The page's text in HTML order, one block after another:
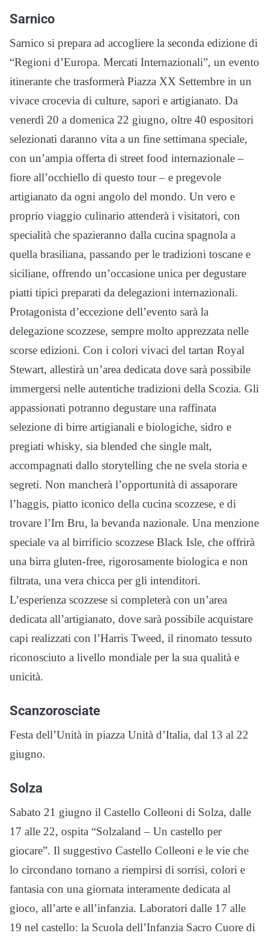
Sarnico
Sarnico si prepara ad accogliere la seconda edizione di
“Regioni d’Europa. Mercati Internazionali”, un evento
itinerante che trasformerà Piazza XX Settembre in un
vivace crocevia di culture, sapori e artigianato. Da
venerdì 20 a domenica 22 giugno, oltre 40 espositori
selezionati daranno vita a un fine settimana speciale,
con un’ampia offerta di street food internazionale –
fiore all’occhiello di questo tour – e pregevole
artigianato da ogni angolo del mondo. Un vero e
proprio viaggio culinario attenderà i visitatori, con
specialità che spazieranno dalla cucina spagnola a
quella brasiliana, passando per le tradizioni toscane e
siciliane, offrendo un’occasione unica per degustare
piatti tipici preparati da delegazioni internazionali.
Protagonista d’eccezione dell’evento sarà la
delegazione scozzese, sempre molto apprezzata nelle
scorse edizioni. Con i colori vivaci del tartan Royal
Stewart, allestirà un’area dedicata dove sarà possibile
immergersi nelle autentiche tradizioni della Scozia. Gli
appassionati potranno degustare una raffinata
selezione di birre artigianali e biologiche, sidro e
pregiati whisky, sia blended che single malt,
accompagnati dallo storytelling che ne svela storia e
segreti. Non mancherà l’opportunità di assaporare
l’haggis, piatto iconico della cucina scozzese, e di
trovare l’Irn Bru, la bevanda nazionale. Una menzione
speciale va al birrificio scozzese Black Isle, che offrirà
una birra gluten-free, rigorosamente biologica e non
filtrata, una vera chicca per gli intenditori.
L’esperienza scozzese si completerà con un’area
dedicata all’artigianato, dove sarà possibile acquistare
capi realizzati con l’Harris Tweed, il rinomato tessuto
riconosciuto a livello mondiale per la sua qualità e
unicità.
Scanzorosciate
Festa dell’Unità in piazza Unità d’Italia, dal 13 al 22
giugno.
Solza
Sabato 21 giugno il Castello Colleoni di Solza, dalle
17 alle 22, ospita “Solzaland – Un castello per
giocare”. Il suggestivo Castello Colleoni e le vie che
lo circondano tornano a riempirsi di sorrisi, colori e
fantasia con una giornata interamente dedicata al
gioco, all’arte e all’infanzia. Laboratori dalle 17 alle
19 nel castello: la Scuola dell’Infanzia Sacro Cuore di